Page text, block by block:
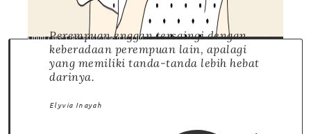
Opini queen bee syndrome min min
Perempuan enggan tersaingi dengan
keberadaan perempuan lain, apalagi
yang memiliki tanda-tanda lebih hebat
darinya.
Elyvia Inayah